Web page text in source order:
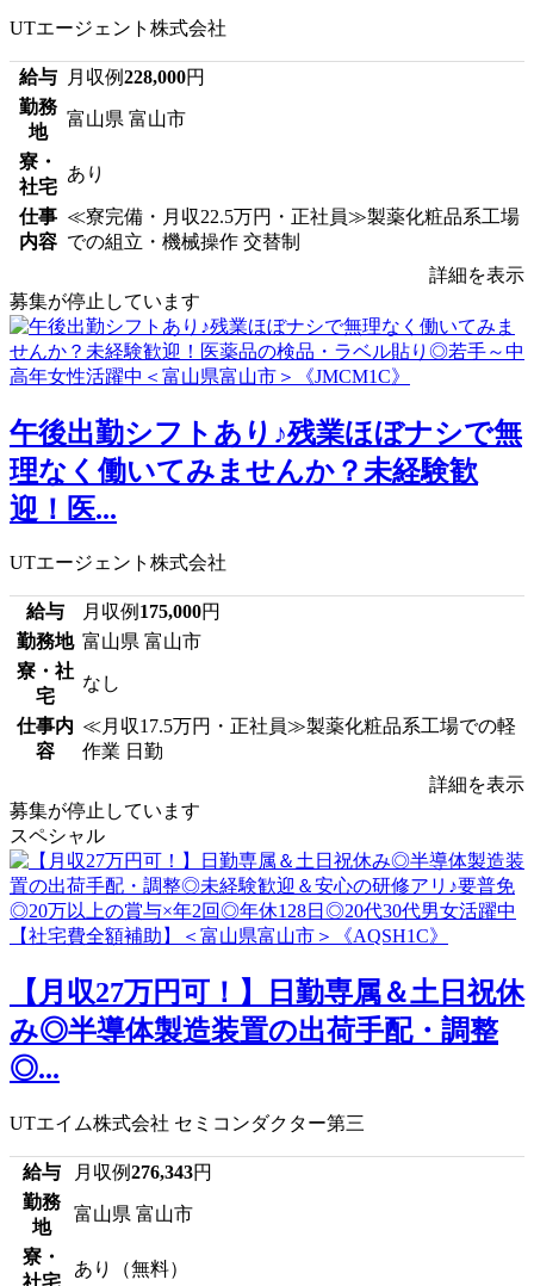
UTエージェント株式会社
給与 月収例228,000円
勤務
地
富山県 富山市
寮・
社宅
あり
仕事
内容
≪寮完備・月収22.5万円・正社員≫製薬化粧品系工場
での組立・機械操作 交替制
詳細を表示
募集が停止しています
午後出勤シフトあり♪残業ほぼナシで無
理なく働いてみませんか？未経験歓
迎！医...
UTエージェント株式会社
給与 月収例 175,000円
勤務地 富山県 富山市
寮・社
宅
なし
仕事内
容
≪月収17.5万円・正社員≫製薬化粧品系工場での軽
作業 日勤
詳細を表示
募集が停止しています
スペシャル
【月収27万円可！】日勤専属＆土日祝休
み◎半導体製造装置の出荷手配・調整
◎...
UTエイム株式会社 セミコンダクター第三
給与 月収例276,343円
勤務
地
富山県 富山市
寮・
あり（無料）